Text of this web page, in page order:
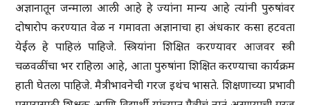
अज्ञानातून जन्माला आली आहे हे ज्यांना मान्य आहे त्यांनी पुरुषांवर
दोषारोप करण्यात वेळ न गमावता अज्ञानाचा हा अंधकार कसा हटवता
येईल हे पाहिलं पाहिजे. स्त्रियांना शिक्षित करण्यावर आजवर स्त्री
चळवळींचा भर राहिला आहे, आता पुरुषांना शिक्षित करण्याचा कार्यक्रम
हाती घेतला पाहिजे. मैत्रीभावनेची गरज इथंच भासते. शिक्षणाच्या प्रभावी